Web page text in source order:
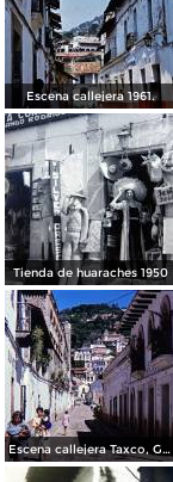
Escena callejera 1961.
Tienda de huaraches 1950
Escena callejera Taxco, Guerrero 1967.